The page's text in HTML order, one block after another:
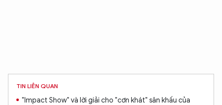
TIN LIÊN QUAN
"Impact Show" và lời giải cho "cơn khát" sân khấu của